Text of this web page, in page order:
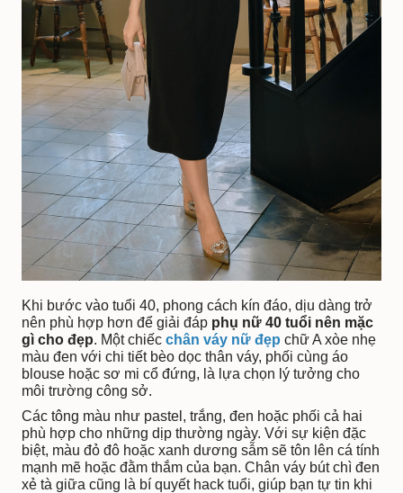
Khi bước vào tuổi 40, phong cách kín đáo, dịu dàng trở
nên phù hợp hơn để giải đáp phụ nữ 40 tuổi nên mặc
gì cho đẹp. Một chiếc chân váy nữ đẹp chữ A xòe nhẹ
màu đen với chi tiết bèo dọc thân váy, phối cùng áo
blouse hoặc sơ mi cổ đứng, là lựa chọn lý tưởng cho
môi trường công sở.
Các tông màu như pastel, trắng, đen hoặc phối cả hai
phù hợp cho những dịp thường ngày. Với sự kiện đặc
biệt, màu đỏ đô hoặc xanh dương sẫm sẽ tôn lên cá tính
mạnh mẽ hoặc đằm thắm của bạn. Chân váy bút chì đen
xẻ tà giữa cũng là bí quyết hack tuổi, giúp bạn tự tin khi